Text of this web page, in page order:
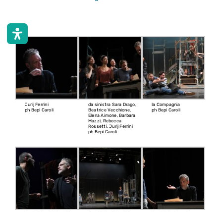
Jurij Ferrini
ph Bepi Caroli
da sinistra Sara Drago,
Beatrice Vecchione,
Elena Aimone, Barbara
Mazzi, Rebecca
Rossetti, Jurij Ferrini
ph Bepi Caroli
la Compagnia
ph Bepi Caroli